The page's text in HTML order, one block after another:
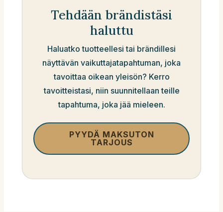
Tehdään brändistäsi
haluttu
Haluatko tuotteellesi tai brändillesi
näyttävän vaikuttajatapahtuman, joka
tavoittaa oikean yleisön? Kerro
tavoitteistasi, niin suunnitellaan teille
tapahtuma, joka jää mieleen.
PYYDÄ MAKSUTON
TARJOUS